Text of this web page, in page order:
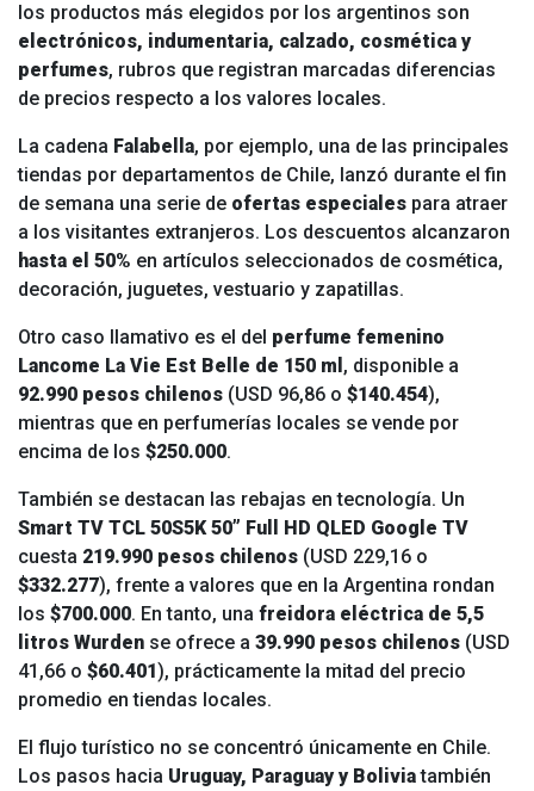
los productos más elegidos por los argentinos son
electrónicos, indumentaria, calzado, cosmética y
perfumes, rubros que registran marcadas diferencias
de precios respecto a los valores locales.
La cadena Falabella, por ejemplo, una de las principales
tiendas por departamentos de Chile, lanzó durante el fin
de semana una serie de ofertas especiales para atraer
a los visitantes extranjeros. Los descuentos alcanzaron
hasta el 50% en artículos seleccionados de cosmética,
decoración, juguetes, vestuario y zapatillas.
Otro caso llamativo es el del perfume femenino
Lancome La Vie Est Belle de 150 ml , disponible a
92.990 pesos chilenos (USD 96,86 o $140.454),
mientras que en perfumerías locales se vende por
encima de los $250.000.
También se destacan las rebajas en tecnología. Un
Smart TV TCL 50S5K 50” Full HD QLED Google TV
cuesta 219.990 pesos chilenos (USD 229,16 o
$332.277), frente a valores que en la Argentina rondan
los $700.000. En tanto, una freidora eléctrica de 5,5
litros Wurden se ofrece a 39.990 pesos chilenos (USD
41,66 o $60.401), prácticamente la mitad del precio
promedio en tiendas locales.
El flujo turístico no se concentró únicamente en Chile.
Los pasos hacia Uruguay, Paraguay y Boliviatambién